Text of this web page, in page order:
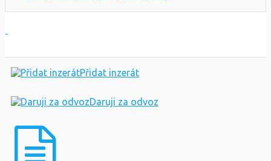
Přidat inzerát
Daruji za odvoz